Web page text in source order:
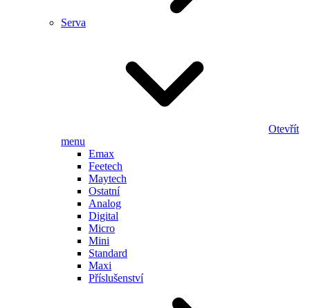
Serva
Otevřít
menu
Emax
Feetech
Maytech
Ostatní
Analog
Digital
Micro
Mini
Standard
Maxi
Příslušenství